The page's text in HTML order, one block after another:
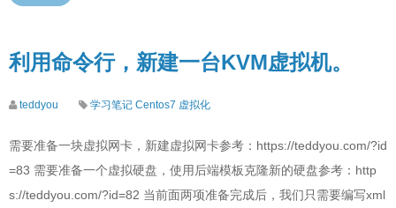
利用命令行，新建一台KVM虚拟机。
teddyou 学习笔记 Centos7 虚拟化
需要准备一块虚拟网卡，新建虚拟网卡参考：https://teddyou.com/?id
=83 需要准备一个虚拟硬盘，使用后端模板克隆新的硬盘参考：http
s://teddyou.com/?id=82 当前面两项准备完成后，我们只需要编写xml